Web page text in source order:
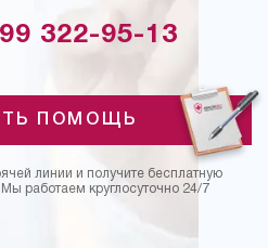
322-95-13
ПОМОЩЬ
линии и получите бесплатную
Мы работаем круглосуточно 24/7